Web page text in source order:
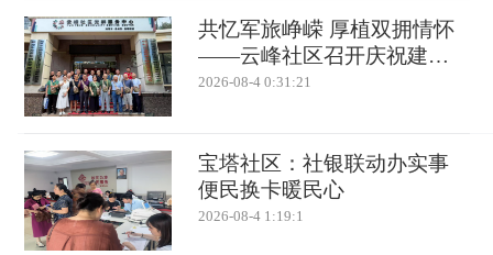
共忆军旅峥嵘 厚植双拥情怀
——云峰社区召开庆祝建军
99周年退役军人座谈会
2026-08-4 0:31:21
宝塔社区：社银联动办实事
便民换卡暖民心
2026-08-4 1:19:1